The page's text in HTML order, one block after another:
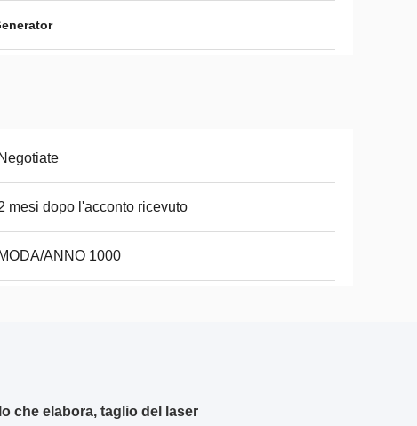
Negotiate
mesi dopo l'acconto ricevuto
MODA/ANNO 1000
che elabora, taglio del laser